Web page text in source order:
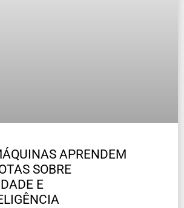
APRENDEM
SOBRE
E